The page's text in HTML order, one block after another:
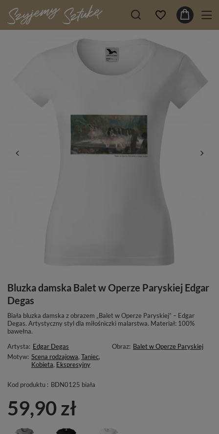
Bluzka damska Balet w Operze Paryskiej Edgar
Degas
Biała bluzka damska z obrazem „Balet w Operze Paryskiej” – Edgar
Degas. Artystyczny styl dla miłośniczki malarstwa. Materiał: 100%
bawełna.
Artysta: Edgar Degas Obraz: Balet w Operze Paryskiej
Motyw: Scena rodzajowa, Taniec,
Kobieta, Ekspresyjny
Kod produktu : BDN0125 biała
59,90 zł